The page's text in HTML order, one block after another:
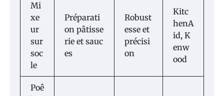
Mi
xe
ur
sur
soc
le
Préparati
on pâtisse
rie et sauc
es
Robust
esse et
précisi
on
Kitc
henA
id, K
enw
ood
Poê